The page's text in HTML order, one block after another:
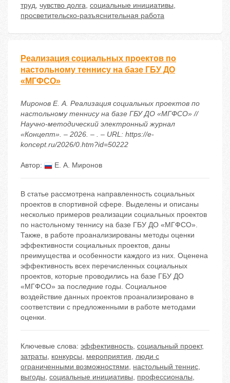
труд, чувство долга, социальные инициативы,
просветительско-разъяснительная работа
Реализация социальных проектов по
настольному теннису на базе ГБУ ДО
«МГФСО»
Миронов Е. А. Реализация социальных проектов по
настольному теннису на базе ГБУ ДО «МГФСО» //
Научно-методический электронный журнал
«Концепт». – 2026. – . – URL: https://e-
koncept.ru/2026/0.htm?id=50222
Автор: Е. А. Миронов
В статье рассмотрена направленность социальных
проектов в спортивной сфере. Выделены и описаны
несколько примеров реализации социальных проектов
по настольному теннису на базе ГБУ ДО «МГФСО».
Также, в работе проанализированы методы оценки
эффективности социальных проектов, даны
преимущества и особенности каждого из них. Оценена
эффективность всех перечисленных социальных
проектов, которые проводились на базе ГБУ ДО
«МГФСО» за последние годы. Социальное
воздействие данных проектов проанализировано в
соответствии с предложенными в работе методами
оценки.
Ключевые слова: эффективность, социальный проект,
затраты, конкурсы, мероприятия, люди с
ограниченными возможностями, настольный теннис,
выгоды, социальные инициативы, профессионалы,